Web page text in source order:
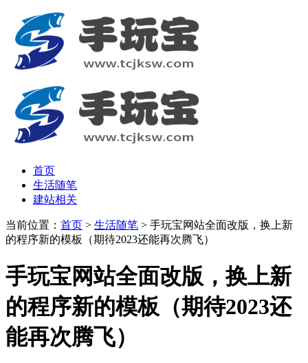
首页
生活随笔
建站相关
当前位置： 首页 > 生活随笔 > 手玩宝网站全面改版，换上新
的程序新的模板（期待2023还能再次腾飞）
手玩宝网站全面改版，换上新
的程序新的模板（期待2023还
能再次腾飞）